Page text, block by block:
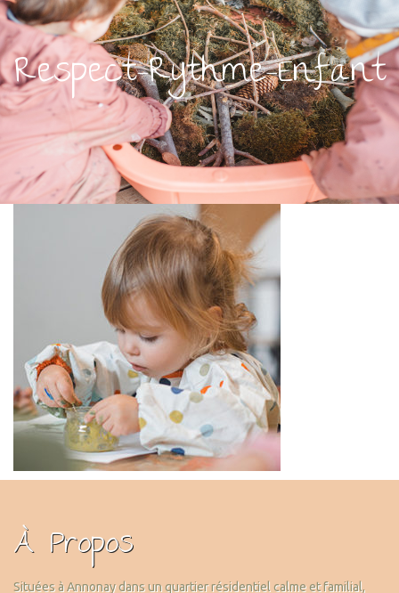
Respect-Rythme-Enfant
À Propos
Situées à Annonay dans un quartier résidentiel calme et familial,